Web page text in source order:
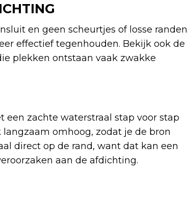
en geen scheurtjes of losse randen
effectief tegenhouden. Bekijk ook de
plekken ontstaan vaak zwakke
zachte waterstraal stap voor stap
omhoog, zodat je de bron
direct op de rand, want dat kan een
aan de afdichting.